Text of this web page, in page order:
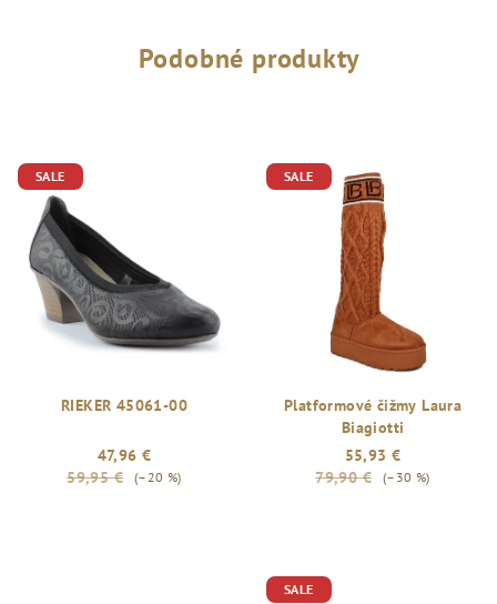
Podobné produkty
SALE
RIEKER 45061-00
47,96 €
59,95 €
(–20 %)
SALE
Platformové čižmy Laura
Biagiotti
55,93 €
79,90 €
(–30 %)
SALE